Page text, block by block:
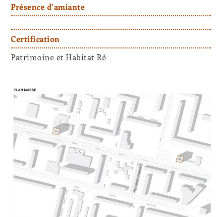
Présence d’amiante
Certification
Patrimoine et Habitat Ré